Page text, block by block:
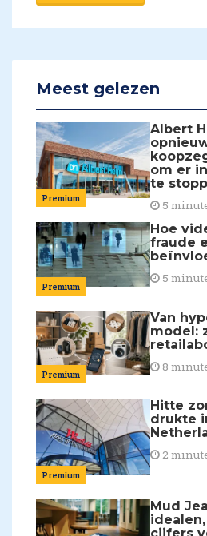
Meest gelezen
Premium
Albert
om er
te
5
Premium
Hoe
fraude
5
Premium
Van
model:
8
Premium
Hitte
drukte
2
Mud